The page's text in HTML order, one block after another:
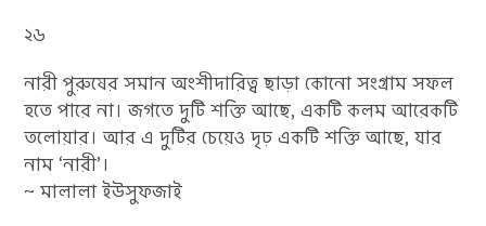
২৬
নারী পুরুষের সমান অংশীদারিত্ব ছাড়া কোনো সংগ্রাম সফল
হতে পারে না। জগতে দুটি শক্তি আছে, একটি কলম আরেকটি
তলোয়ার। আর এ দুটির চেয়েও দৃঢ় একটি শক্তি আছে, যার
নাম ‘নারী’।
~ মালালা ইউসুফজাই